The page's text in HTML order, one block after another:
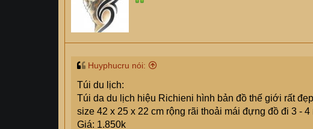
n
s
Huyphucru nói:
Túi du lịch:
Túi da du lịch hiệu Richieni hình bản đồ thế giới rất
size 42 x 25 x 22 cm rộng rãi thoải mái đựng đồ đi 3 - 4
Giá: 1.850k